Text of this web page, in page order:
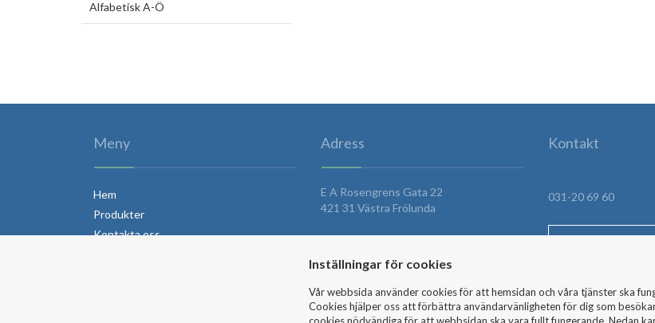
Alfabetisk A-Ö
Meny
Hem
Produkter
Kontakta oss
Adress
E A Rosengrens Gata 22
421 31 Västra Frölunda
Kontakt
031-20 69 60
SKICKA
Inställningar för cookies
Vår webbsida använder cookies för att hemsidan och våra tjänster ska
Cookies hjälper oss att förbättra användarvänligheten för dig som